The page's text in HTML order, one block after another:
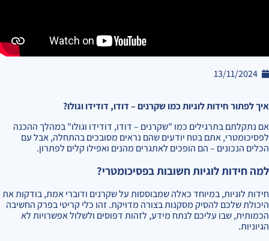
13/11/2024
איך לפתור חידות לוגיות כמו שקרנים – דודו, דודידו וגולו?
אם נתקלתם בתרגילים כמו "שקרנים – דודו, דודידו וגולו" במהלך ההכנה
לפסיכומטרי, אתם בטח יודעים שהם נראים מסובכים בהתחלה, אבל עם
הכלים הנכונים – הם הופכים לאתגרים מהנים ואפילו קלים לפתרון.
למה חידות לוגיות חשובות בפסיכומטרי?
חידות לוגיות, במיוחד כאלה שמבוססות על שקרנים ודוברי אמת, בודקות את
היכולת שלכם להסיק מסקנות בצורה מדויקת. זהו כלי קריטי בפרק החשיבה
הכמותית, שבו עליכם לנתח מידע, לזהות דפוסים ולשלול אפשרויות לא
הגיוניות.